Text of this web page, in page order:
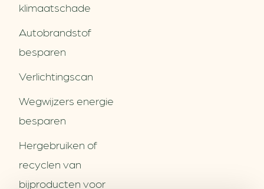
Partners
klimaatschade
Autobrandstof
besparen
Verlichtingscan
Wegwijzers energie
besparen
Hergebruiken of
recyclen van
bijproducten voor